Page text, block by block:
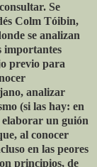
Se
Colm Tóibin,
se analizan
importantes
previo para
analizar
(si las hay: en
elaborar un guión
al conocer
en las peores
principios, de